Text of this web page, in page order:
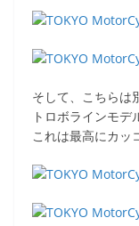
そして、こちらは
トロボラインモデ
これは最高にカッ